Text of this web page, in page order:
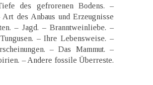
des gefrorenen Bodens. –
des Anbaus und Erzeugnisse
– Jagd. – Branntweinliebe. –
– Ihre Lebensweise. –
– Das Mammut. –
– Andere fossile Überreste.